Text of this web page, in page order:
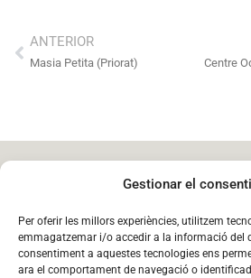
Gestionar el
Per oferir les millors experiències, utilitzem
emmagatzemar i/o accedir a la informació del
consentiment a aquestes tecnologies ens
ara el comportament de navegació o
ANTERIOR
Masia Petita (Priorat) Centre
FORÉS